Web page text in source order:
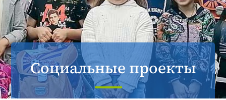
Социальные проекты